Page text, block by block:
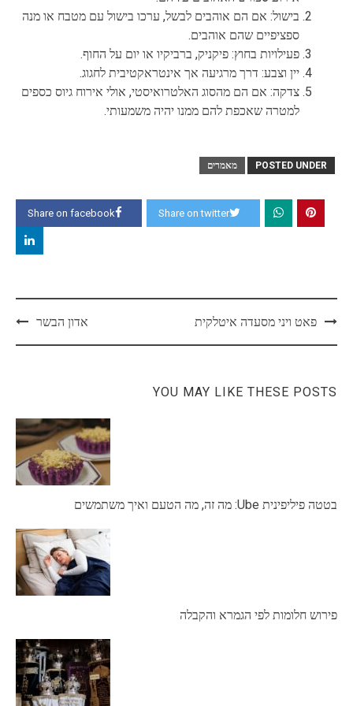
בישול: אם הם אוהבים לבשל, ערכו בישול עם מטבח או מנה
ספציפיים שהם אוהבים.
פעילויות בחוץ: פיקניק, ברביקיו או יום על החוף.
יין וצבע: דרך מרגיעה אך אינטראקטיבית לחגוג.
צדקה: אם הם מהסוג האלטרואיסטי, אולי אירוח גיוס כספים
למטרה שאכפת להם ממנו יהיה משמעותי.
POSTED UNDER מאמרים
Share on facebook Share on twitter
Postפאט ויני מסעדה איטלקית אדון הבשר
YOU MAY LIKE THESE POSTS
בטטה פיליפינית Ube: מה זה, מה הטעם ואיך משתמשים
פירוש חלומות לפי הגמרא והקבלה